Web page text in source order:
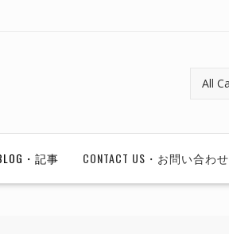
・記事 CONTACT US・お問い合わせ